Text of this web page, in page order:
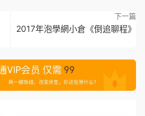
下一篇
2017年泡學網小倉《倒追聊程》